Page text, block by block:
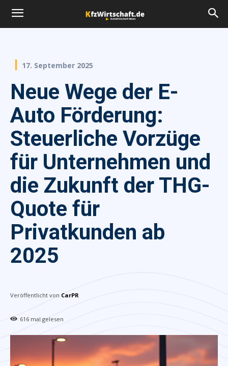
17. September 2025
Neue Wege der E-
Auto Förderung:
Steuerliche Vorzüge
für Unternehmen und
die Zukunft der THG-
Quote für
Privatkunden ab
2025
Veröffentlicht von CarPR
616 mal gelesen